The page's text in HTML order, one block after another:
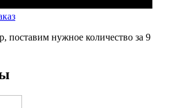
нужное количество за 9